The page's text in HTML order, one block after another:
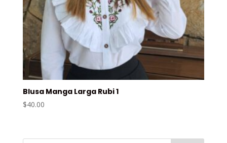
Blusa Manga Larga Rubi 1
$40.00